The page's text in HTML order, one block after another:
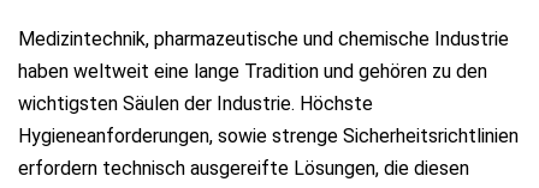
Medizintechnik, pharmazeutische und chemische Industrie
haben weltweit eine lange Tradition und gehören zu den
wichtigsten Säulen der Industrie. Höchste
Hygieneanforderungen, sowie strenge Sicherheitsrichtlinien
erfordern technisch ausgereifte Lösungen, die diesen